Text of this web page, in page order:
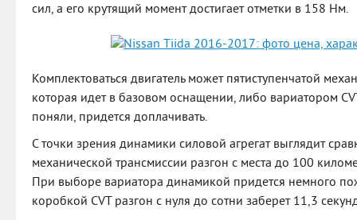
сил, а его крутящий момент достигает отметки в 158 Нм.
Комплектоваться двигатель может пятиступенчатой
которая идет в базовом оснащении, либо вариатором
поняли, придется доплачивать.
С точки зрения динамики силовой агрегат выглядит
механической трансмиссии разгон с места до 100
При выборе вариатора динамикой придется немного
коробкой CVT разгон с нуля до сотни заберет 11,3